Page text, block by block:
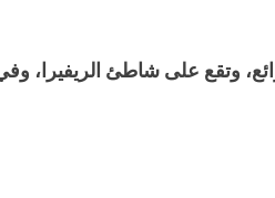
وتقع على شاطئ الريفيرا،